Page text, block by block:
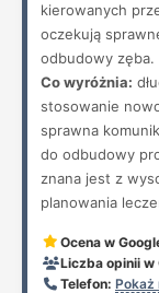
kierowanych
oczekują
odbudowy zęba.
Co wyróżnia:
stosowanie
sprawna
do odbudowy
znana jest z
planowania
Ocena w
Liczba opinii w
Telefon: Pokaż